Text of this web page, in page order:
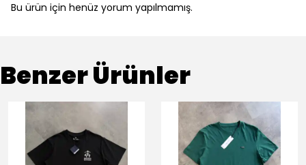
Bu ürün için henüz yorum yapılmamış.
Benzer Ürünler